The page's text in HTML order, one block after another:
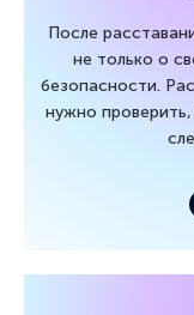
После
не только о
безопасности.
нужно